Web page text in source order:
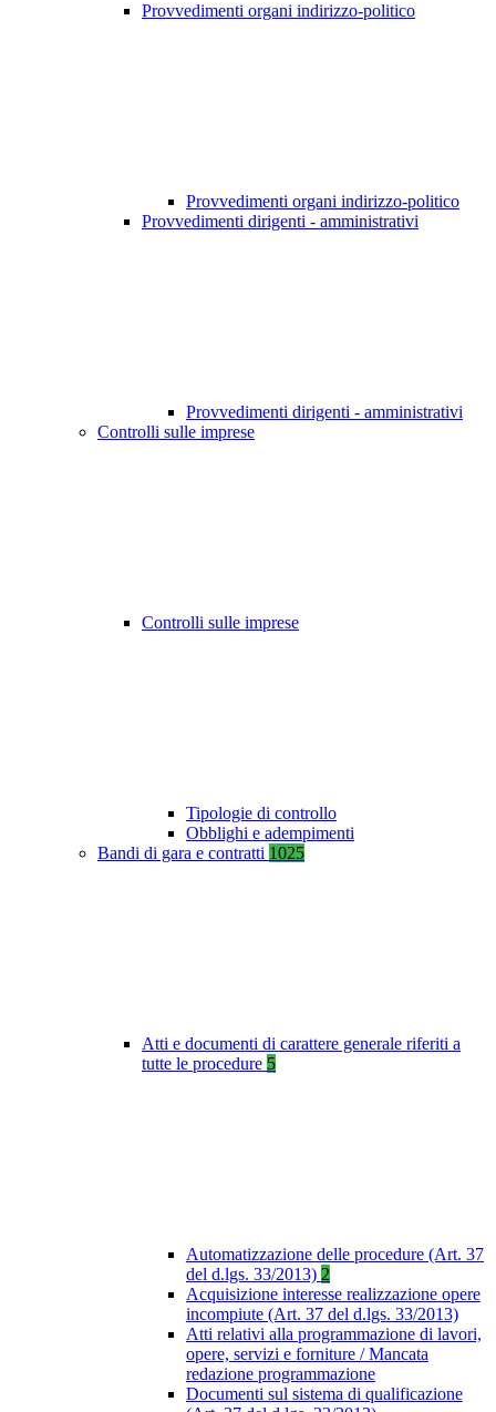
Provvedimenti organi indirizzo-politico
Provvedimenti organi indirizzo-politico
Provvedimenti dirigenti - amministrativi
Provvedimenti dirigenti - amministrativi
Controlli sulle imprese
Controlli sulle imprese
Tipologie di controllo
Obblighi e adempimenti
Bandi di gara e contratti 1025
Atti e documenti di carattere generale riferiti a
tutte le procedure 5
Automatizzazione delle procedure (Art. 37
del d.lgs. 33/2013) 2
Acquisizione interesse realizzazione opere
incompiute (Art. 37 del d.lgs. 33/2013)
Atti relativi alla programmazione di lavori,
opere, servizi e forniture / Mancata
redazione programmazione
Documenti sul sistema di qualificazione